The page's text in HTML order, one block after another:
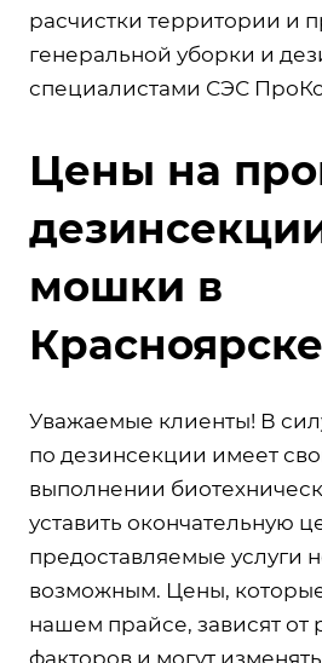
расчистки территории и
генеральной уборки и
специалистами СЭС
Цены на
мошки в
Красноярске
Уважаемые клиенты! В
по дезинсекции имеет
выполнении
уставить окончательную
предоставляемые услуги
возможным. Цены,
нашем прайсе, зависят от
факторов и могут